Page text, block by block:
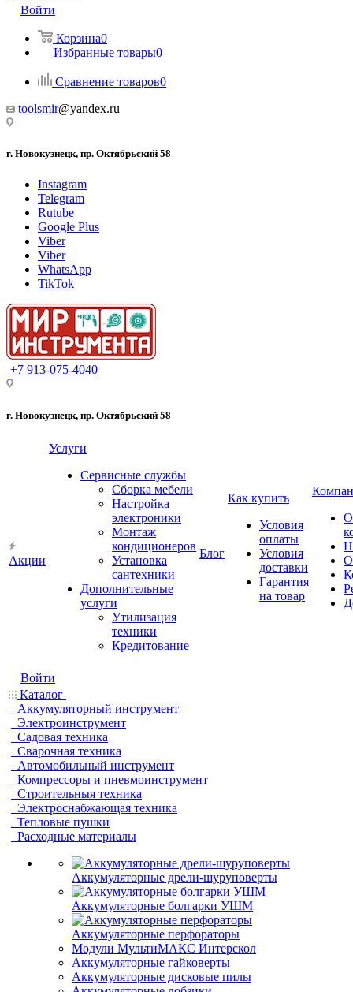
Войти
Корзина0
Избранные товары0
Сравнение товаров0
toolsmir@yandex.ru
г. Новокузнецк, пр. Октябрьский 58
Instagram
Telegram
Rutube
Google Plus
Viber
Viber
WhatsApp
TikTok
+7 913-075-4040
г. Новокузнецк, пр. Октябрьский 58
Акции
Услуги
Сервисные службы
Сборка мебели
Настройка
электроники
Монтаж
кондиционеров
Установка
сантехники
Дополнительные
услуги
Утилизация
техники
Кредитование
Блог
Как купить
Условия
оплаты
Условия
доставки
Гарантия
на товар
О
Войти
Каталог
Аккумуляторный инструмент
Электроинструмент
Садовая техника
Сварочная техника
Автомобильный инструмент
Компрессоры и пневмоинструмент
Строительныя техника
Электроснабжающая техника
Тепловые пушки
Расходные материалы
Аккумуляторные дрели-шуруповерты
Аккумуляторные болгарки УШМ
Аккумуляторные перфораторы
Модули МультиМАКС Интерскол
Аккумуляторные гайковерты
Аккумуляторные дисковые пилы